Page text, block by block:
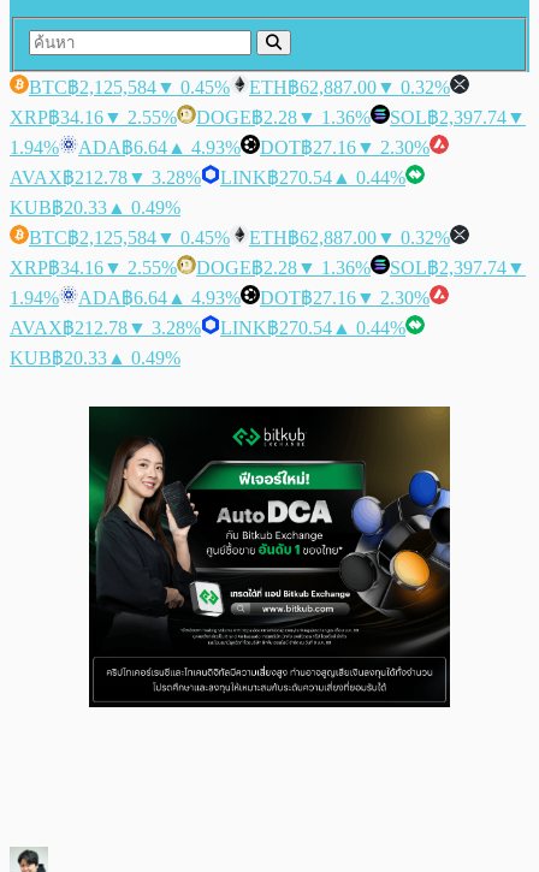
BTC฿2,125,584▼ 0.45% ETH฿62,887.00▼ 0.32%
XRP฿34.16▼ 2.55% DOGE฿2.28▼ 1.36% SOL฿2,397.74▼
1.94%
ADA฿6.64 ▲ 4.93% DOT฿27.16▼ 2.30%
AVAX฿212.78▼ 3.28% LINK฿270.54 ▲ 0.44%
KUB฿20.33 ▲ 0.49%
BTC฿2,125,584▼ 0.45% ETH฿62,887.00▼ 0.32%
XRP฿34.16▼ 2.55% DOGE฿2.28▼ 1.36% SOL฿2,397.74▼
1.94%
ADA฿6.64 ▲ 4.93% DOT฿27.16▼ 2.30%
AVAX฿212.78▼ 3.28% LINK฿270.54 ▲ 0.44%
KUB฿20.33 ▲ 0.49%